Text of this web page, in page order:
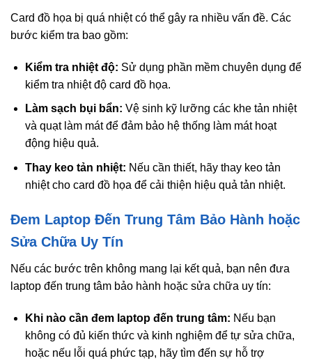
Card đồ họa bị quá nhiệt có thể gây ra nhiều vấn đề. Các
bước kiểm tra bao gồm:
Kiểm tra nhiệt độ: Sử dụng phần mềm chuyên dụng để
kiểm tra nhiệt độ card đồ họa.
Làm sạch bụi bẩn: Vệ sinh kỹ lưỡng các khe tản nhiệt
và quạt làm mát để đảm bảo hệ thống làm mát hoạt
động hiệu quả.
Thay keo tản nhiệt: Nếu cần thiết, hãy thay keo tản
nhiệt cho card đồ họa để cải thiện hiệu quả tản nhiệt.
Đem Laptop Đến Trung Tâm Bảo Hành hoặc
Sửa Chữa Uy Tín
Nếu các bước trên không mang lại kết quả, bạn nên đưa
laptop đến trung tâm bảo hành hoặc sửa chữa uy tín:
Khi nào cần đem laptop đến trung tâm: Nếu bạn
không có đủ kiến thức và kinh nghiệm để tự sửa chữa,
hoặc nếu lỗi quá phức tạp, hãy tìm đến sự hỗ trợ